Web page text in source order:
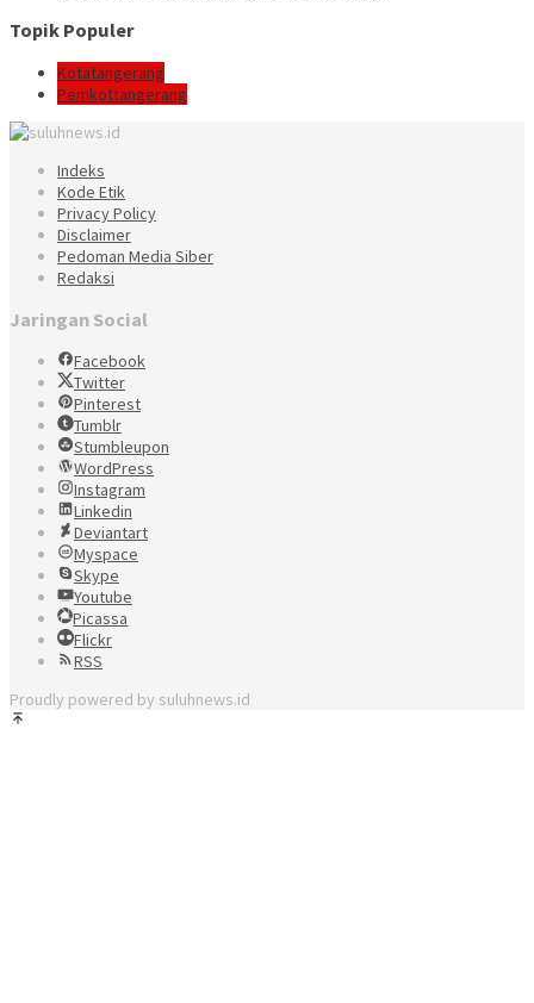
Topik Populer
Kotatangerang
Pemkottangerang
Indeks
Kode Etik
Privacy Policy
Disclaimer
Pedoman Media Siber
Redaksi
Jaringan Social
Facebook
Twitter
Pinterest
Tumblr
Stumbleupon
WordPress
Instagram
Linkedin
Deviantart
Myspace
Skype
Youtube
Picassa
Flickr
RSS
Proudly powered by suluhnews.id